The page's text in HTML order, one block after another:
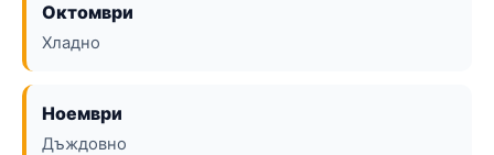
Октомври
Хладно
Ноември
Дъждовно